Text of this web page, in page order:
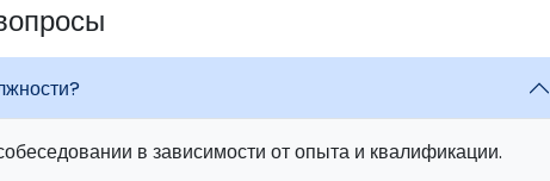
в зависимости от опыта и квалификации.